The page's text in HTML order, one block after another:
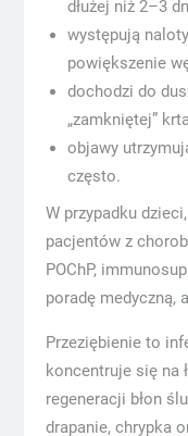
dłużej niż 2–3
występują
powiększenie
dochodzi do
„zamkniętej”
objawy
często.
W przypadku
pacjentów z
POChP,
poradę medyczną,
Przeziębienie to
koncentruje się na
regeneracji błon
drapanie, chrypka